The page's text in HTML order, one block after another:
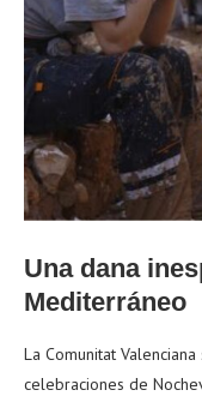
Una dana
Mediterráneo
La Comunitat
celebraciones de